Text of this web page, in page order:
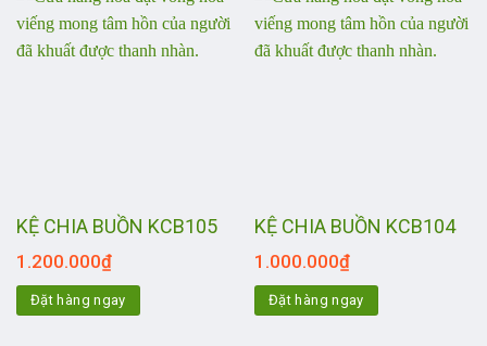
KỆ CHIA BUỒN KCB105
1.200.000₫
Đặt hàng ngay
KỆ CHIA BUỒN KCB104
1.000.000₫
Đặt hàng ngay